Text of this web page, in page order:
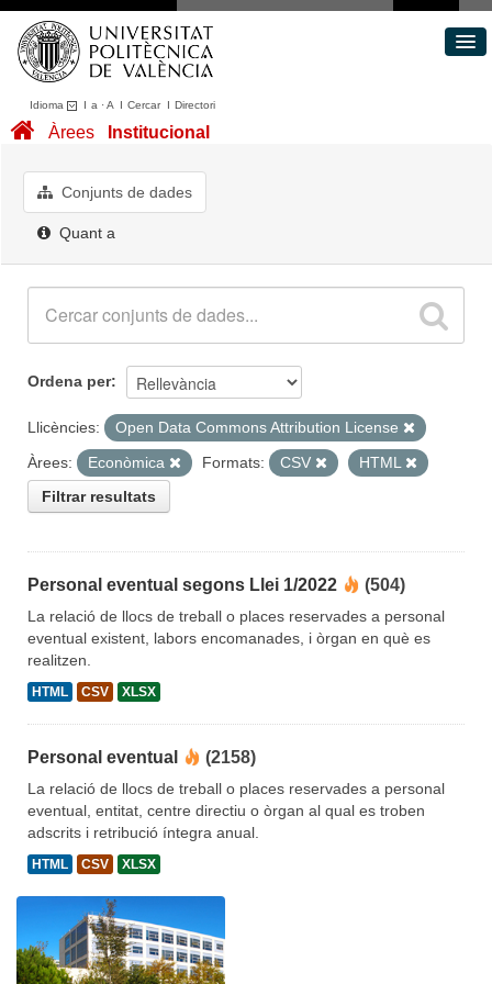
Idioma I a ·A I CercarI Directori
Conjunts de dades
Quant a
Àrees Institucional
Conjunts de dades
Quant a
Ordena per
Llicències:
Open Data Commons Attribution License
Àrees:
Econòmica Formats: CSV
HTML
Filtrar resultats
Personal eventual segons Llei 1/2022 (504)
La relació de llocs de treball o places reservades a personal
eventual existent, labors encomanades, i òrgan en què es
realitzen.
HTML CSV XLSX
Personal eventual (2158)
La relació de llocs de treball o places reservades a personal
eventual, entitat, centre directiu o òrgan al qual es troben
adscrits i retribució íntegra anual.
HTML CSV XLSX